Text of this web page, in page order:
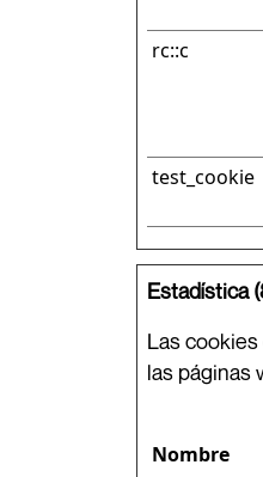
rc::c
test_cookie
Estadística
Las
las páginas
Nombre